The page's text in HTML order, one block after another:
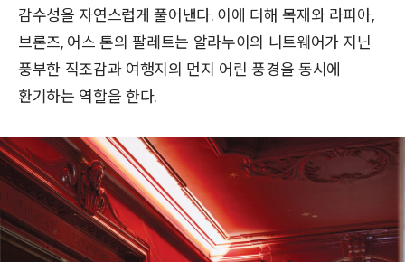
감수성을 자연스럽게 풀어낸다. 이에 더해 목재와 라피아,
브론즈, 어스 톤의 팔레트는 알라누이의 니트웨어가 지닌
풍부한 직조감과 여행지의 먼지 어린 풍경을 동시에
환기하는 역할을 한다.